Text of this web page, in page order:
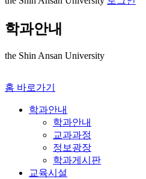
학과안내
the Shin Ansan University
홈 바로가기
학과안내
학과안내
교과과정
정보광장
학과게시판
교육시설